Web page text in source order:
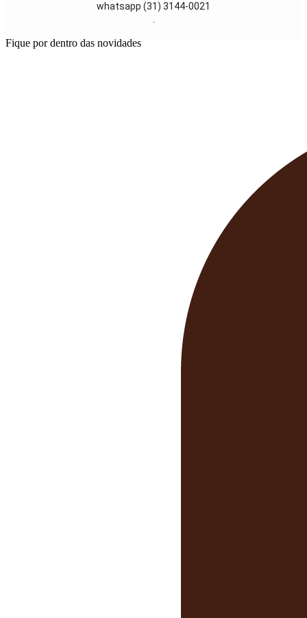
whatsapp (31) 3144-0021
Fique por dentro das novidades